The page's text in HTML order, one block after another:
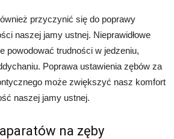
przyczynić się do poprawy
naszej jamy ustnej. Nieprawidłowe
powodować trudności w jedzeniu,
Poprawa ustawienia zębów za
może zwiększyć nasz komfort
naszej jamy ustnej.
na zęby